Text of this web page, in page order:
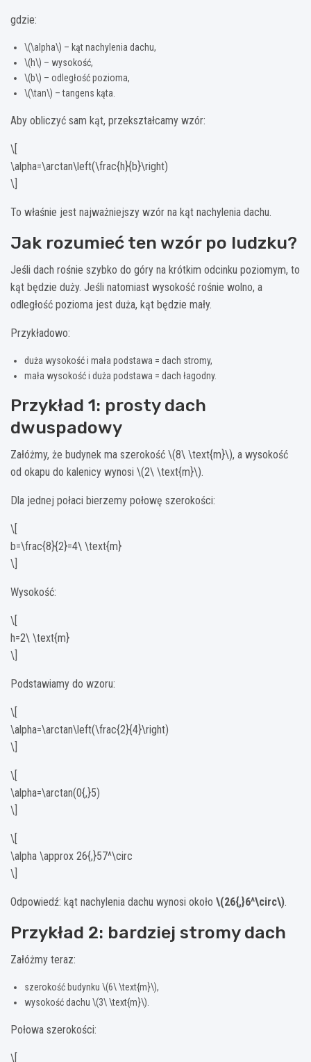
gdzie:
\(\alpha\) – kąt nachylenia dachu,
\(h\) – wysokość,
\(b\) – odległość pozioma,
\(\tan\) – tangens kąta.
Aby obliczyć sam kąt, przekształcamy wzór:
\[
\alpha=\arctan\left(\frac{h}{b}\right)
\]
To właśnie jest najważniejszy wzór na kąt nachylenia dachu.
Jak rozumieć ten wzór po ludzku?
Jeśli dach rośnie szybko do góry na krótkim odcinku poziomym, to
kąt będzie duży. Jeśli natomiast wysokość rośnie wolno, a
odległość pozioma jest duża, kąt będzie mały.
Przykładowo:
duża wysokość i mała podstawa = dach stromy,
mała wysokość i duża podstawa = dach łagodny.
Przykład 1: prosty dach
dwuspadowy
Załóżmy, że budynek ma szerokość \(8\ \text{m}\), a wysokość
od okapu do kalenicy wynosi \(2\ \text{m}\).
Dla jednej połaci bierzemy połowę szerokości:
\[
b=\frac{8}{2}=4\ \text{m}
\]
Wysokość:
\[
h=2\ \text{m}
\]
Podstawiamy do wzoru:
\[
\alpha=\arctan\left(\frac{2}{4}\right)
\]
\[
\alpha=\arctan(0{,}5)
\]
\[
\alpha \approx 26{,}57^\circ
\]
Odpowiedź: kąt nachylenia dachu wynosi około \(26{,}6^\circ\).
Przykład 2: bardziej stromy dach
Załóżmy teraz:
szerokość budynku \(6\ \text{m}\),
wysokość dachu \(3\ \text{m}\).
Połowa szerokości:
\[